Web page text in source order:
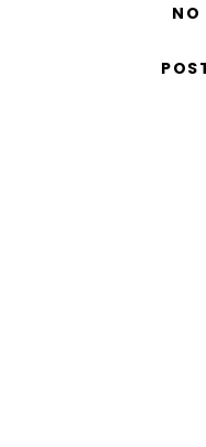
NO